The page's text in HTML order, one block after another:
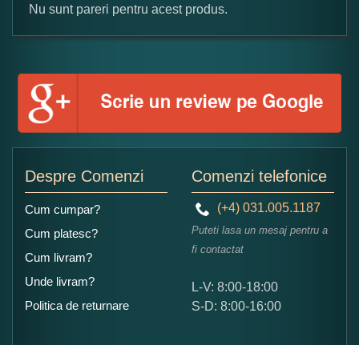
Formular pareri client
Numele dumneavoastra:
Ce nota acordati acestui produs?
5
Nu sunt pareri pentru acest produs.
Despre Comenzi
Cum cumpar?
Cum platesc?
Cum livram?
Unde livram?
Politica de returnare
Comenzi telefonice
(+4) 031.005.1187
Puteti lasa un mesaj pentru a
fi contactat
L-V: 8:00-18:00
S-D: 8:00-16:00